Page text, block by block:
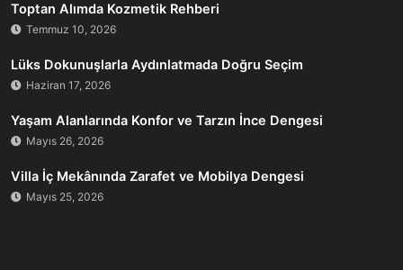
Toptan Alımda Kozmetik Rehberi
Temmuz 10, 2026
Lüks Dokunuşlarla Aydınlatmada Doğru Seçim
Haziran 17, 2026
Yaşam Alanlarında Konfor ve Tarzın İnce Dengesi
Mayıs 26, 2026
Villa İç Mekânında Zarafet ve Mobilya Dengesi
Mayıs 25, 2026